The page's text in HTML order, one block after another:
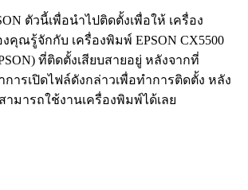
ตัวนี้เพื่อนำไปติดตั้งเพื่อให้ เครื่อง
คุณรู้จักกับ เครื่องพิมพ์ EPSON CX5500
ที่ติดตั้งเสียบสายอยู่ หลังจากที่
การเปิดไฟล์ดังกล่าวเพื่อทำการติดตั้ง หลัง
ามารถใช้งานเครื่องพิมพ์ได้เลย